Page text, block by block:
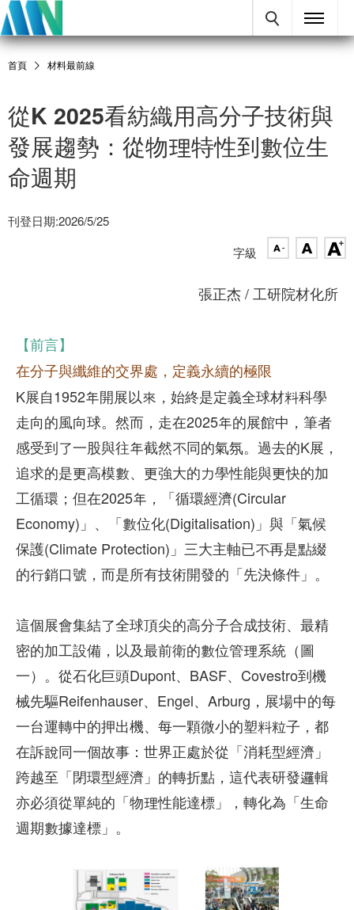
首頁 材料最前線
從K 2025看紡織用高分子技術與
發展趨勢：從物理特性到數位生
命週期
刊登日期:2026/5/25
字級
張正杰 / 工研院材化所
【前言】
在分子與纖維的交界處，定義永續的極限
K展自1952年開展以來，始終是定義全球材料科學
走向的風向球。然而，走在2025年的展館中，筆者
感受到了一股與往年截然不同的氣氛。過去的K展，
追求的是更高模數、更強大的力學性能與更快的加
工循環；但在2025年，「循環經濟(Circular
Economy)」、「數位化(Digitalisation)」與「氣候
保護(Climate Protection)」三大主軸已不再是點綴
的行銷口號，而是所有技術開發的「先決條件」。
這個展會集結了全球頂尖的高分子合成技術、最精
密的加工設備，以及最前衛的數位管理系統（圖
一）。從石化巨頭Dupont、BASF、Covestro到機
械先驅Reifenhauser、Engel、Arburg，展場中的每
一台運轉中的押出機、每一顆微小的塑料粒子，都
在訴說同一個故事：世界正處於從「消耗型經濟」
跨越至「閉環型經濟」的轉折點，這代表研發邏輯
亦必須從單純的「物理性能達標」，轉化為「生命
週期數據達標」。